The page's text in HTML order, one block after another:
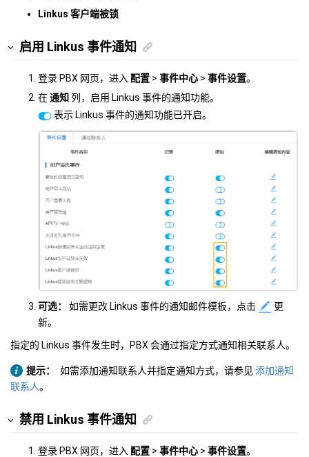
Linkus 客户端被锁
启用 Linkus 事件通知
登录 PBX 网页，进入 配置 > 事件中心 > 事件设置。
在通知 列，启用 Linkus 事件的通知功能。
表示 Linkus 事件的通知功能已开启。
可选： 如需更改 Linkus 事件的通知邮件模板，点击
更
新。
指定的 Linkus 事件发生时，PBX 会通过指定方式通知相关联系人。
提示： 如需添加通知联系人并指定通知方式，请参见 添加通知
联系人。
禁用 Linkus 事件通知
登录 PBX 网页，进入 配置 > 事件中心 > 事件设置。